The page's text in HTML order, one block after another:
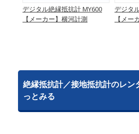
デジタル絶縁抵抗計 MY600
【メーカー】横河計測
デジタ
【メー
絶縁抵抗計／接地抵抗計のレン
っとみる